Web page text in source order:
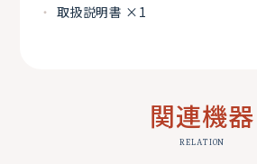
取扱説明書 ×1
関連機器
RELATION